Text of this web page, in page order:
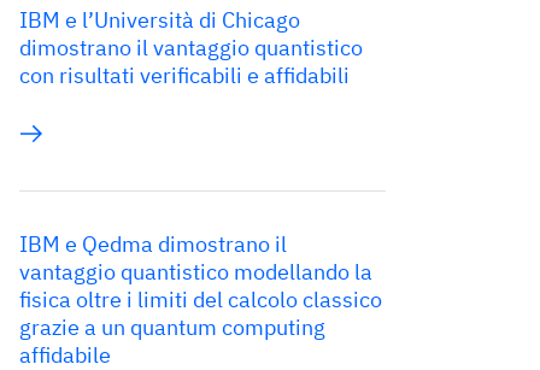
IBM e l’Università di Chicago
dimostrano il vantaggio quantistico
con risultati verificabili e affidabili
IBM e Qedma dimostrano il
vantaggio quantistico modellando la
fisica oltre i limiti del calcolo classico
grazie a un quantum computing
affidabile